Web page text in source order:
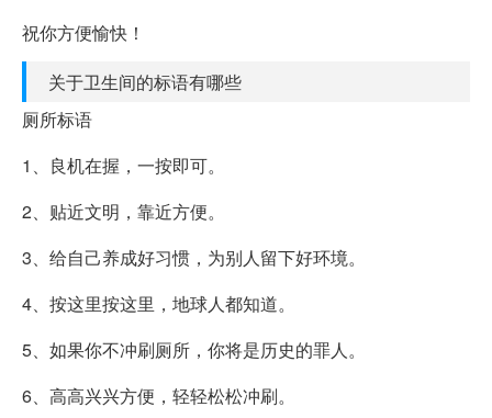
祝你方便愉快！
关于卫生间的标语有哪些
厕所标语
1、良机在握，一按即可。
2、贴近文明，靠近方便。
3、给自己养成好习惯，为别人留下好环境。
4、按这里按这里，地球人都知道。
5、如果你不冲刷厕所，你将是历史的罪人。
6、高高兴兴方便，轻轻松松冲刷。